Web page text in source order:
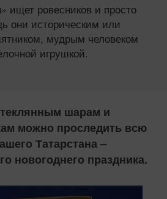
ищет ровесников и просто
они историческим или
мудрым человеком
игрушкой.
шарам и
можно проследить всю
Татарстана –
новогоднего праздника.